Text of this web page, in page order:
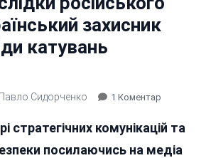
захисник
катувань
Павло Сидорченко 1 КоментарДо
Наслідки
стратегічних комунікацій та
посилаючись на медіа